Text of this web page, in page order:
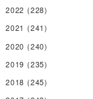
2022 (228)
2021 (241)
2020 (240)
2019 (235)
2018 (245)